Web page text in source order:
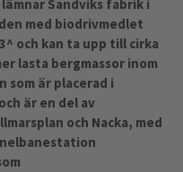
Sandviks fabrik i
med biodrivmedlet
och kan ta upp till cirka
lasta bergmassor inom
är placerad i
är en del av
och Nacka, med